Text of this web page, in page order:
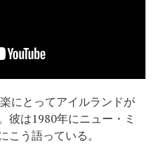
にとってアイルランドが
彼は1980年にニュー・ミ
こう語っている。